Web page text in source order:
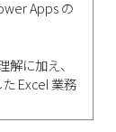
Apps の
に加え、
Excel 業務